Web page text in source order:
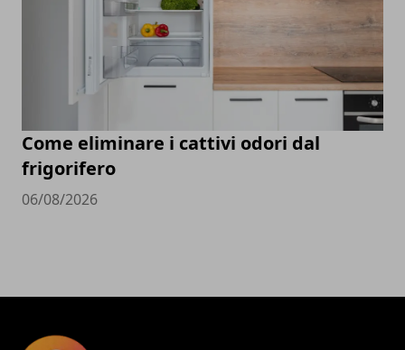
Come eliminare i cattivi odori dal
frigorifero
06/08/2026